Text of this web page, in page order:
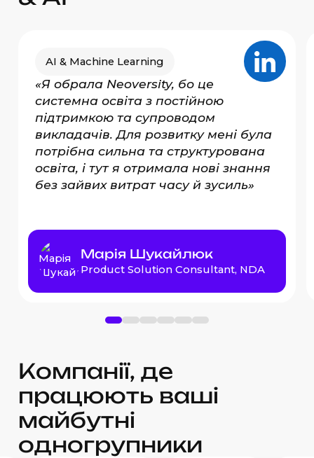
AI & Machine Learning
«Я обрала Neoversity, бо це
системна освіта з постійною
підтримкою та супроводом
викладачів. Для розвитку мені була
потрібна сильна та структурована
освіта, і тут я отримала нові знання
без зайвих витрат часу й зусиль»
Марія Шукайлюк
Product Solution Consultant, NDA
Компанії, де
працюють ваші
майбутні
одногрупники